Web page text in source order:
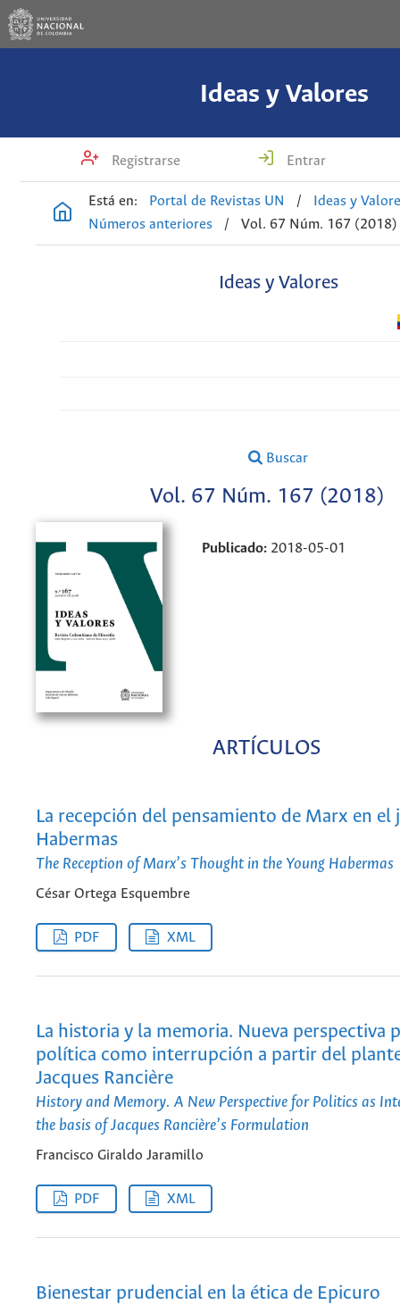
Ideas y Valores
Registrarse Entrar
Está en: Portal de Revistas UN /
Ideas y
Números anteriores
/ Vol. 67 Núm. 167 (2018)
Ideas y Valores
Buscar
Vol. 67 Núm. 167 (2018)
Publicado: 2018-05-01
ARTÍCULOS
La recepción del pensamiento de Marx en el
Habermas
The Reception of Marx’s Thought in the Young Habermas
César Ortega Esquembre
PDF XML
La historia y la memoria. Nueva perspectiva
política como interrupción a partir del
Jacques Rancière
History and Memory. A New Perspective for Politics as
the basis of Jacques Rancière’s Formulation
Francisco Giraldo Jaramillo
PDF XML
Bienestar prudencial en la ética de Epicuro